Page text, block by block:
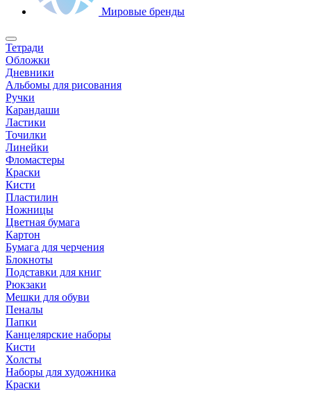
Мировые бренды
Тетради
Обложки
Дневники
Альбомы для рисования
Ручки
Карандаши
Ластики
Точилки
Линейки
Фломастеры
Краски
Кисти
Пластилин
Ножницы
Цветная бумага
Картон
Бумага для черчения
Блокноты
Подставки для книг
Рюкзаки
Мешки для обуви
Пеналы
Папки
Канцелярские наборы
Кисти
Холсты
Наборы для художника
Краски